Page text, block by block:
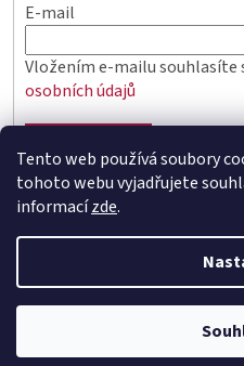
Tento web používá soubory
tohoto webu vyjadřujete
informacízde.
E-mail
Vložením e-mailu souhlasíte
osobních údajů
Copyright 2026